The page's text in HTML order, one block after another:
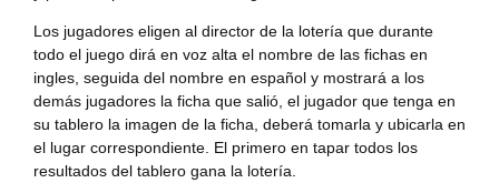
Los jugadores eligen al director de la lotería que durante
todo el juego dirá en voz alta el nombre de las fichas en
ingles, seguida del nombre en español y mostrará a los
demás jugadores la ficha que salió, el jugador que tenga en
su tablero la imagen de la ficha, deberá tomarla y ubicarla en
el lugar correspondiente. El primero en tapar todos los
resultados del tablero gana la lotería.